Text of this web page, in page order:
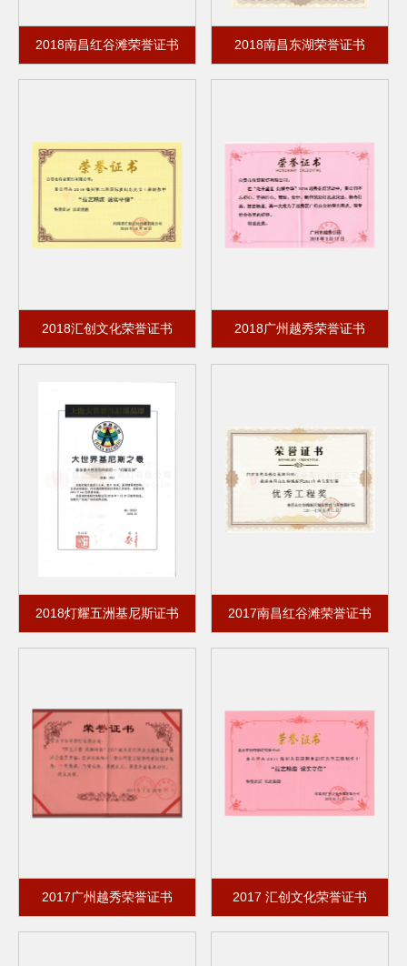
2018南昌红谷滩荣誉证书 2018南昌东湖荣誉证书
2018汇创文化荣誉证书 2018广州越秀荣誉证书
2018灯耀五洲基尼斯证书 2017南昌红谷滩荣誉证书
2017广州越秀荣誉证书 2017 汇创文化荣誉证书